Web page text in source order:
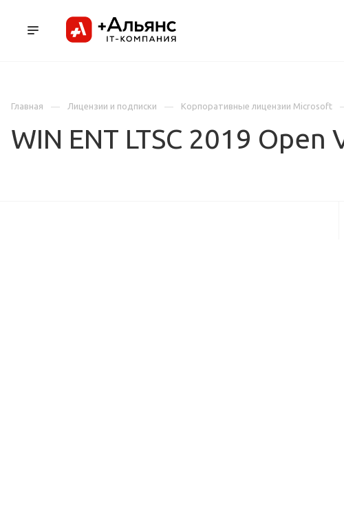
Главная
Лицензии и подписки Корпоративные лицензии Microsoft
WIN ENT LTSC 2019